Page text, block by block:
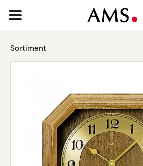
SORTIMENT
BASIC
KLASSISCH
ELEGANT
DESIGN
Sortiment